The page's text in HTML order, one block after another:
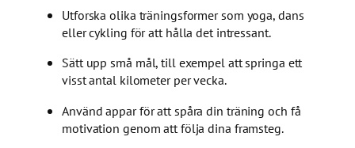
Utforska olika träningsformer som yoga, dans
eller cykling för att hålla det intressant.
Sätt upp små mål, till exempel att springa ett
visst antal kilometer per vecka.
Använd appar för att spåra din träning och få
motivation genom att följa dina framsteg.